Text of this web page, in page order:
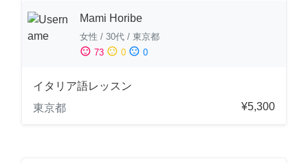
Mami Horibe
女性 / 30代 / 東京都
sentiment_satisfied 73 sentiment_neutral 0 sentiment_dissatisfied 0
イタリア語レッスン
東京都
¥5,300